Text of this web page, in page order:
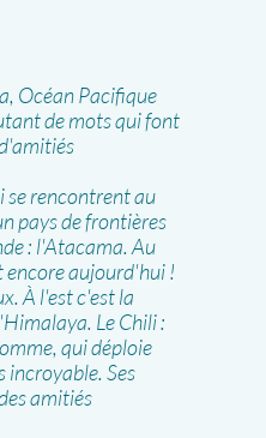
Océan Pacifique
de mots qui font
se rencontrent au
pays de frontières
: l'Atacama. Au
encore aujourd'hui !
À l'est c'est la
Le Chili :
qui déploie
incroyable. Ses
amitiés